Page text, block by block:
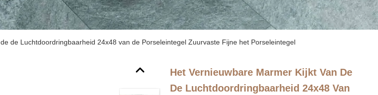
de Luchtdoordringbaarheid 24x48 van de Porseleintegel Zuurvaste Fijne het Porseleintegel
Het Vernieuwbare Marmer Kijkt Van De
De Luchtdoordringbaarheid 24x48 Van